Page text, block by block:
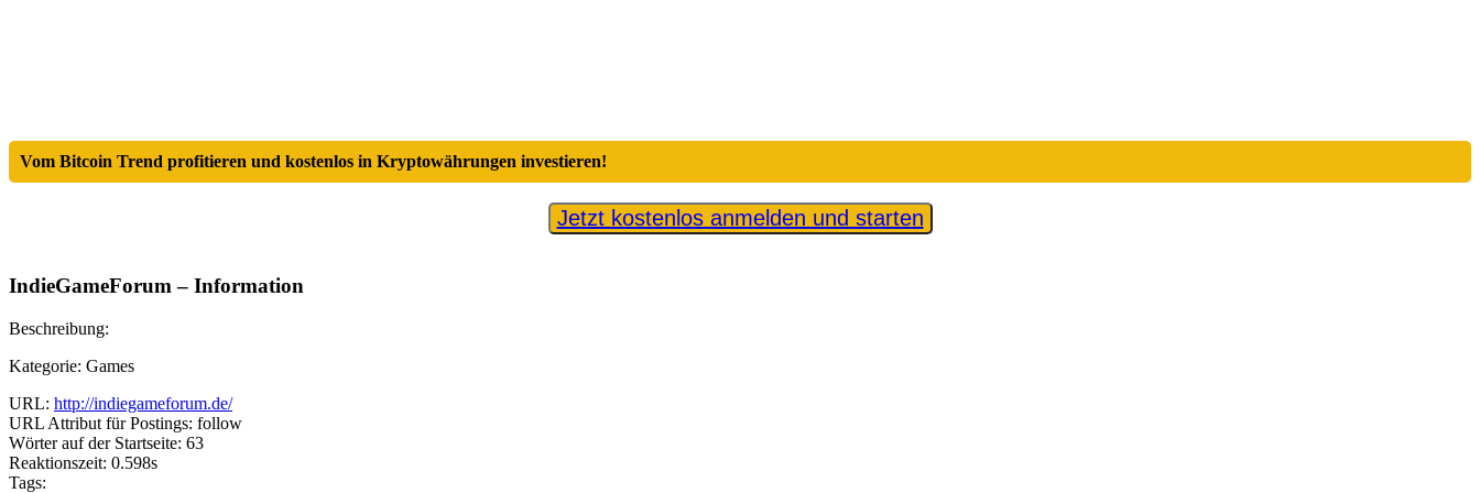
Vom Bitcoin Trend profitieren und kostenlos in Kryptowährungen investieren!
Jetzt kostenlos anmelden und starten
IndieGameForum – Information
Beschreibung:
Kategorie: Games
URL: http://indiegameforum.de/
URL Attribut für Postings: follow
Wörter auf der Startseite: 63
Reaktionszeit: 0.598s
Tags: